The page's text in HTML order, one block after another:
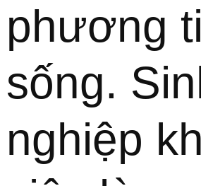
phương
sống.
nghiệp